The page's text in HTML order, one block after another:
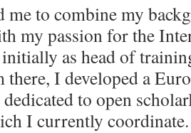
me to combine my
my passion for the
as head of
I developed a
to open
I currently coordinate.